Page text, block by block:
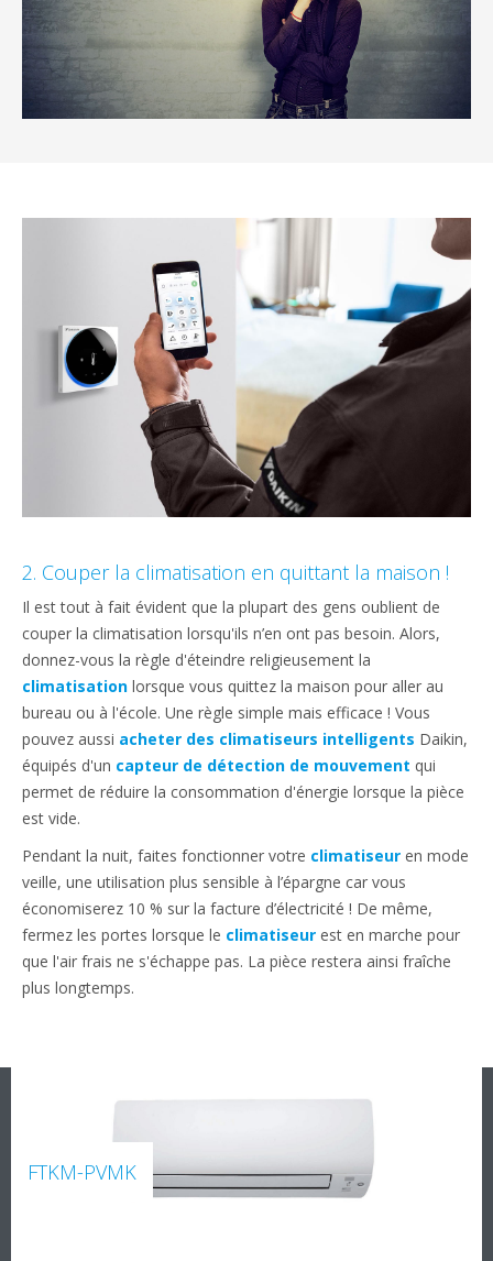
2. Couper la climatisation en quittant la maison !
Il est tout à fait évident que la plupart des gens oublient de
couper la climatisation lorsqu'ils n’en ont pas besoin. Alors,
donnez-vous la règle d'éteindre religieusement la
climatisation lorsque vous quittez la maison pour aller au
bureau ou à l'école. Une règle simple mais efficace ! Vous
pouvez aussi acheter des climatiseurs intelligents Daikin,
équipés d'un capteur de détection de mouvement qui
permet de réduire la consommation d'énergie lorsque la pièce
est vide.
Pendant la nuit, faites fonctionner votre climatiseur en mode
veille, une utilisation plus sensible à l’épargne car vous
économiserez 10 % sur la facture d’électricité ! De même,
fermez les portes lorsque le climatiseur est en marche pour
que l'air frais ne s'échappe pas. La pièce restera ainsi fraîche
plus longtemps.
FTKM-PVMK